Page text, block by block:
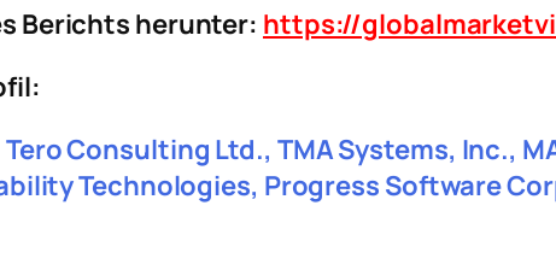
Berichts herunter: https://
Consulting Ltd., TMA Systems, Inc.,
Technologies, Progress Software